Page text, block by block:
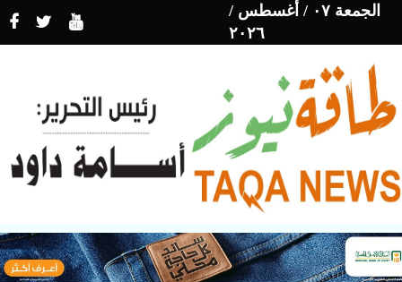
الجمعة ٠٧ / أغسطس /
٢٠٢٦